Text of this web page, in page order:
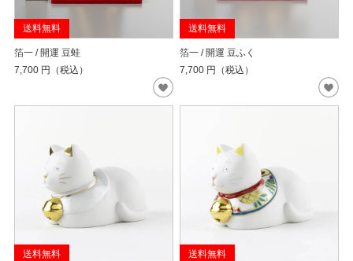
送料無料
箔一 / 開運 豆蛙
7,700 円（税込）
送料無料
箔一 / 開運 豆ふく
7,700 円（税込）
送料無料 送料無料